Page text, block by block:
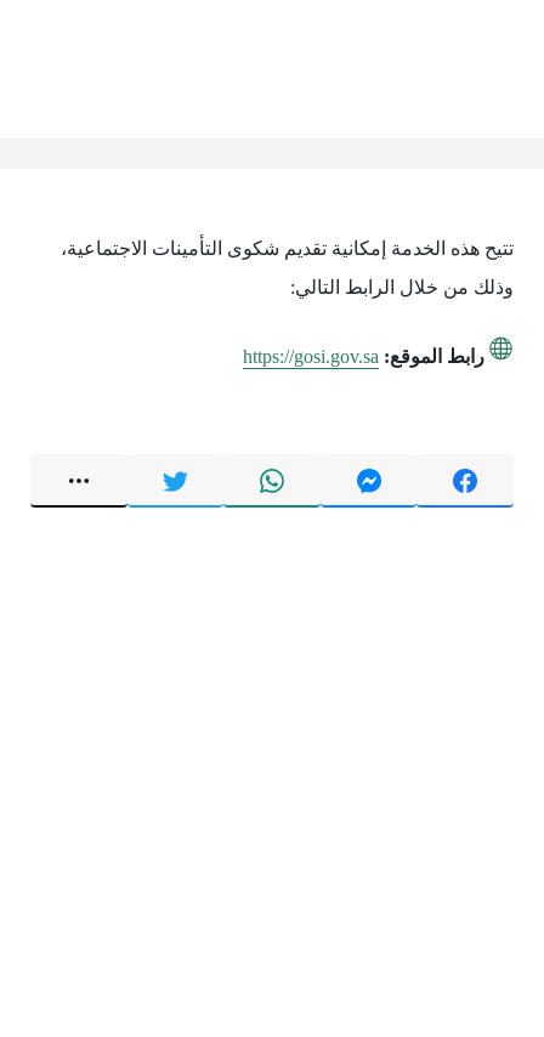
تتيح هذه الخدمة إمكانية تقديم شكوى التأمينات الاجتماعية،
وذلك من خلال الرابط التالي:
رابط الموقع: https://gosi.gov.sa